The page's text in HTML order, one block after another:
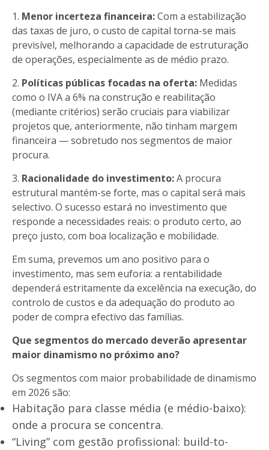
1. Menor incerteza financeira:Com a estabilização
das taxas de juro, o custo de capital torna-se mais
previsível, melhorando a capacidade de estruturação
de operações, especialmente as de médio prazo.
2. Políticas públicas focadas na oferta: Medidas
como o IVA a 6% na construção e reabilitação
(mediante critérios) serão cruciais para viabilizar
projetos que, anteriormente, não tinham margem
financeira — sobretudo nos segmentos de maior
procura.
3. Racionalidade do investimento:A procura
estrutural mantém-se forte, mas o capital será mais
selectivo. O sucesso estará no investimento que
responde a necessidades reais: o produto certo, ao
preço justo, com boa localização e mobilidade.
Em suma, prevemos um ano positivo para o
investimento, mas sem euforia: a rentabilidade
dependerá estritamente da excelência na execução, do
controlo de custos e da adequação do produto ao
poder de compra efectivo das famílias.
Que segmentos do mercado deverão apresentar
maior dinamismo no próximo ano?
Os segmentos com maior probabilidade de dinamismo
em 2026 são:
Habitação para classe média (e médio-baixo):
onde a procura se concentra.
“Living” com gestão profissional: build-to-